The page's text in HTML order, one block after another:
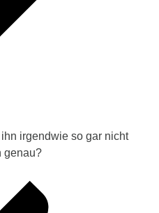
irgendwie so gar nicht
genau?